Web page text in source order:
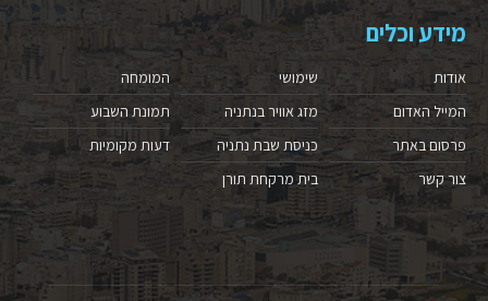
מידע וכלים
אודות
המייל האדום
פרסום באתר
צור קשר
שימושי
מזג אוויר בנתניה
כניסת שבת נתניה
בית מרקחת תורן
המומחה
תמונת השבוע
דעות מקומיות